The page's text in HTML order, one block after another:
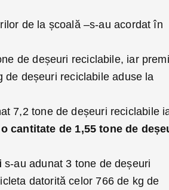
de la școală –s-au acordat în
de deșeuri reciclabile, iar
de deșeuri reciclabile aduse la
7,2 tone de deșeuri reciclabile
cantitate de 1,55 tone de
s-au adunat 3 tone de deșeuri
datorită celor 766 de kg de